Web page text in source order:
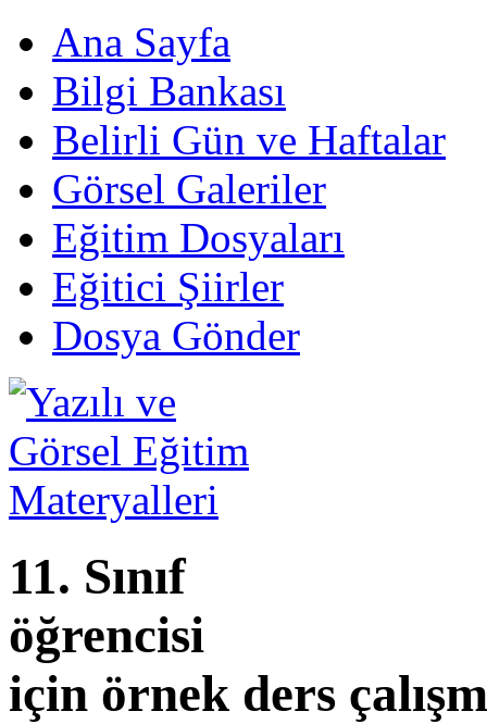
Ana Sayfa
Bilgi Bankası
Belirli Gün ve Haftalar
Görsel Galeriler
Eğitim Dosyaları
Eğitici Şiirler
Dosya Gönder
11. Sınıf
öğrencisi
için örnek ders